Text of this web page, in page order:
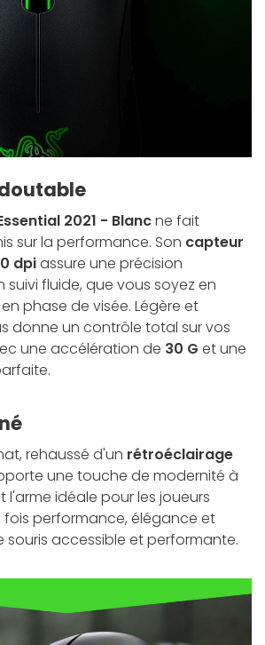
2021 - Blancne fait
sur la performance. Son capteur
dpiassure une précision
suivi fluide, que vous soyez en
phase de visée. Légère et
donne un contrôle total sur vos
une accélération de 30 G et une
rehaussé d'un rétroéclairage
une touche de modernité à
l'arme idéale pour les joueurs
performance, élégance et
souris accessible et performante.